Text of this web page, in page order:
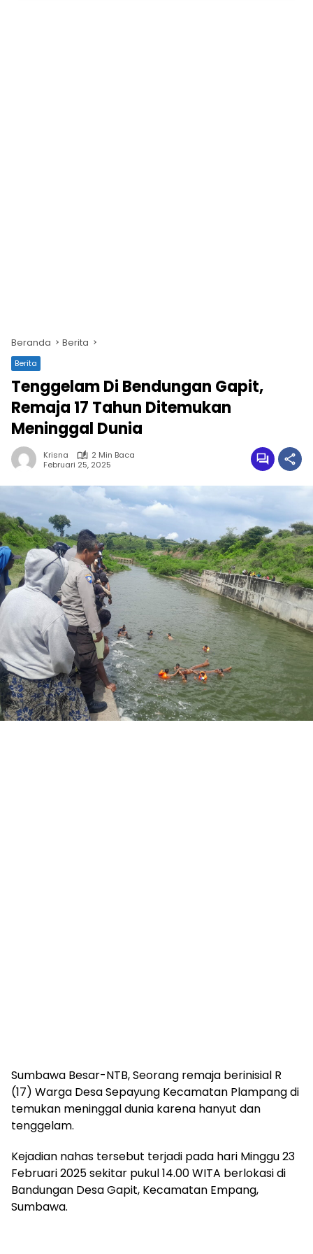
Beranda Berita
Berita
Tenggelam Di Bendungan Gapit,
Remaja 17 Tahun Ditemukan
Meninggal Dunia
Krisna
2 Min Baca
Februari 25, 2025
Sumbawa Besar-NTB, Seorang remaja berinisial R
(17) Warga Desa Sepayung Kecamatan Plampang di
temukan meninggal dunia karena hanyut dan
tenggelam.
Kejadian nahas tersebut terjadi pada hari Minggu 23
Februari 2025 sekitar pukul 14.00 WITA berlokasi di
Bandungan Desa Gapit, Kecamatan Empang,
Sumbawa.